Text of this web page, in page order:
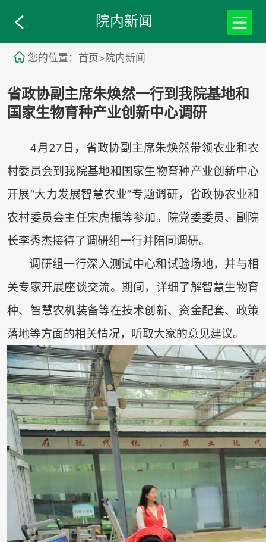
院内新闻
您的位置：首页>院内新闻
省政协副主席朱焕然一行到我院基地和
国家生物育种产业创新中心调研
4月27日，省政协副主席朱焕然带领农业和农
村委员会到我院基地和国家生物育种产业创新中心
开展“大力发展智慧农业”专题调研，省政协农业和
农村委员会主任宋虎振等参加。院党委委员、副院
长李秀杰接待了调研组一行并陪同调研。
调研组一行深入测试中心和试验场地，并与相
关专家开展座谈交流。期间，详细了解智慧生物育
种、智慧农机装备等在技术创新、资金配套、政策
落地等方面的相关情况，听取大家的意见建议。